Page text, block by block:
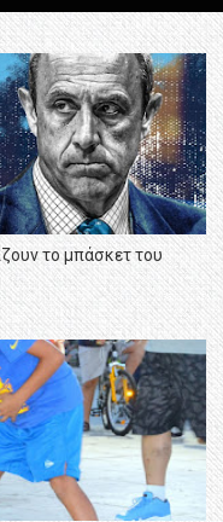
το μπάσκετ του